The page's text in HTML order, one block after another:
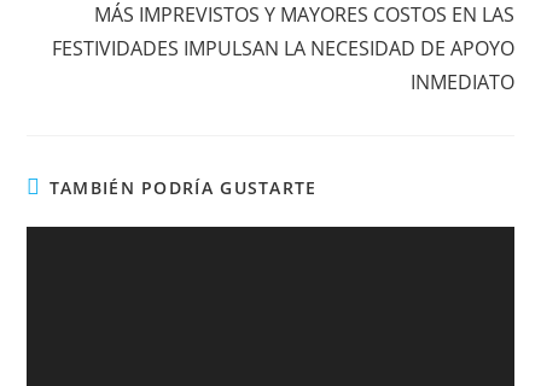
artículosMÁS IMPREVISTOS Y MAYORES COSTOS EN LAS
FESTIVIDADES IMPULSAN LA NECESIDAD DE APOYO
INMEDIATO
TAMBIÉN PODRÍA GUSTARTE